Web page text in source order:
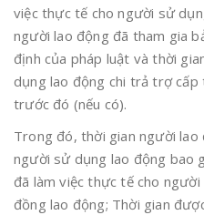
việc thực tế cho người sử
người lao động đã tham gia
định của pháp luật và thời
dụng lao động chi trả trợ
trước đó (nếu có).
Trong đó, thời gian người lao
người sử dụng lao động bao
đã làm việc thực tế cho
đồng lao động; Thời gian